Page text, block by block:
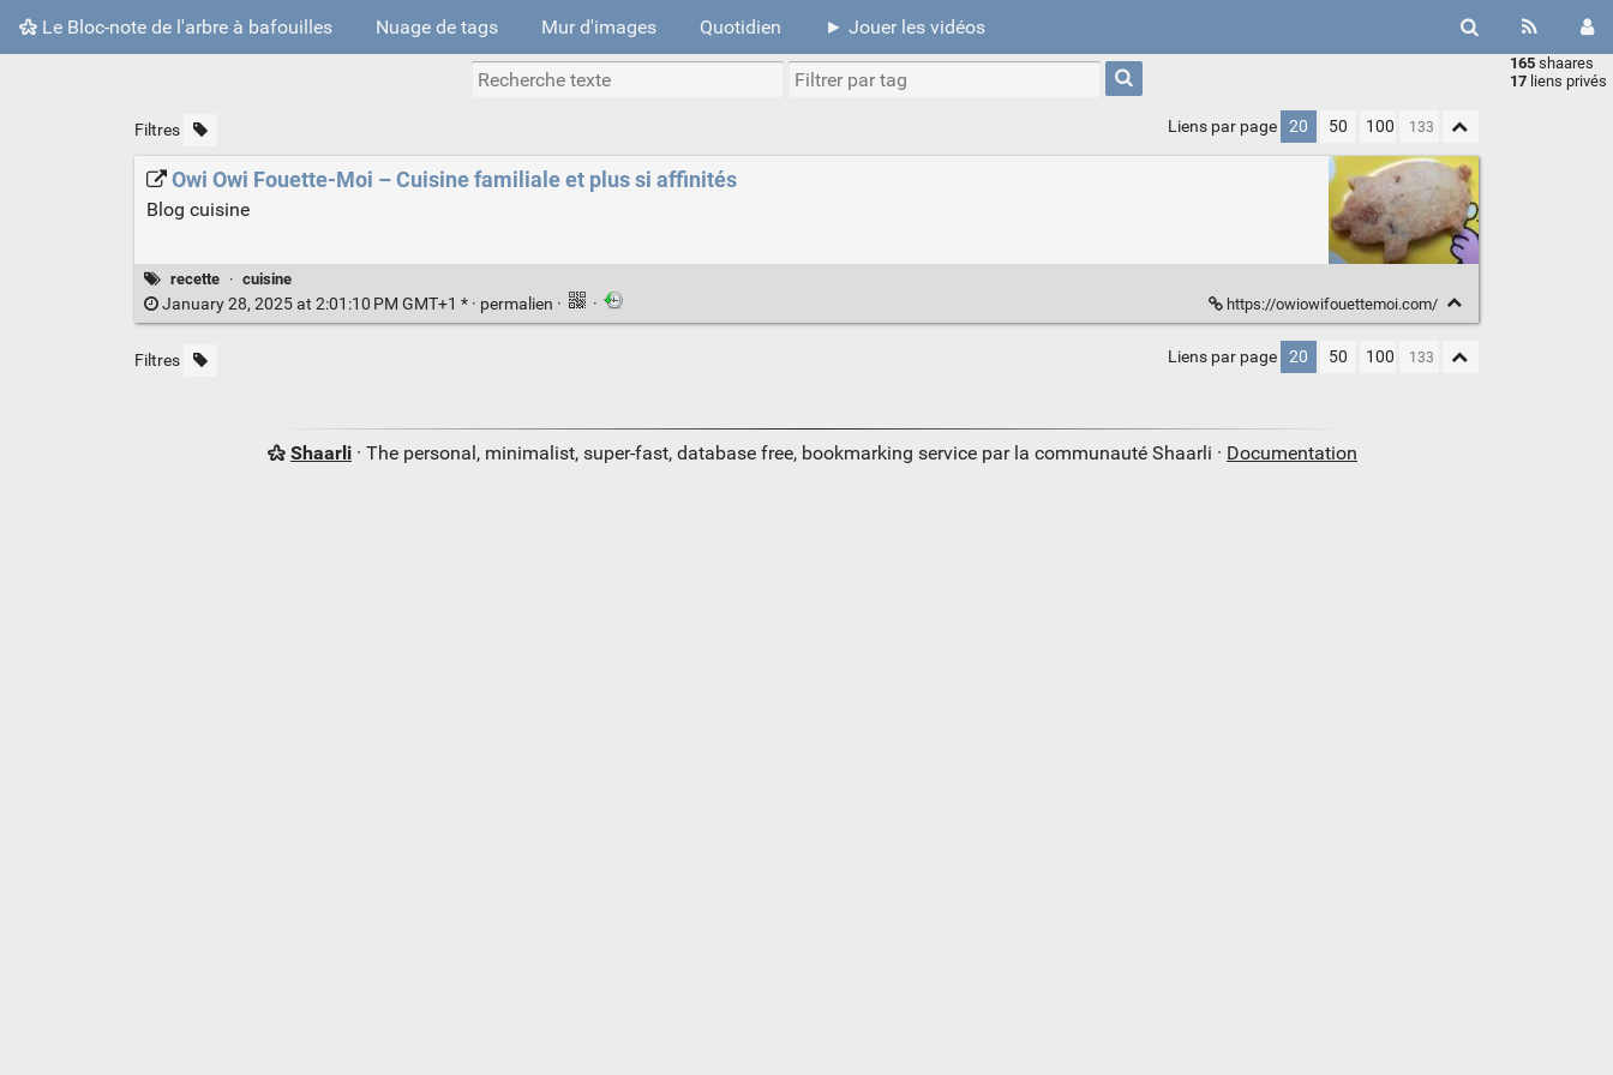
Le Bloc-note de l'arbre à bafouilles Nuage de tags Mur d'images Quotidien ► Jouer les vidéos
165 shaares
17 liens privés
Type 1 or
more
characters
results.
Filtres Liens par page 20 50 100
Owi Owi Fouette-Moi – Cuisine familiale et plus si affinités
Blog cuisine
recette · cuisine
January 28, 2025 at 2:01:10 PM GMT+1 * · permalien · · https://owiowifouettemoi.com/
Filtres Liens par page 20 50 100
Shaarli· The personal, minimalist, super-fast, database free, bookmarking service par la communauté Shaarli · Documentation